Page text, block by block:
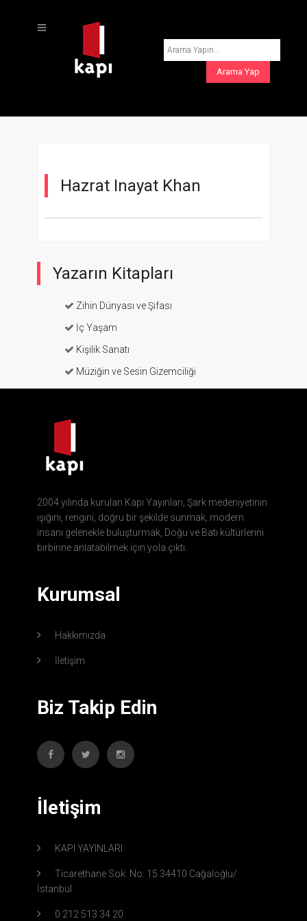
Hazrat Inayat Khan
Yazarın Kitapları
Zihin Dünyası ve Şifası
İç Yaşam
Kişilik Sanatı
Müziğin ve Sesin Gizemciliği
2004 yılında kurulan Kapı Yayınları, Şark medeniyetinin
ışığını, rengini, doğru bir şekilde sunmak, modern
insanı gelenekle buluşturmak, Doğu ve Batı kültürlerini
birbirine anlatabilmek için yola çıktı.
Kurumsal
Hakkımızda
İletişim
Biz Takip Edin
İletişim
KAPI YAYINLARI
Ticarethane Sok. No: 15 34410 Cağaloğlu/
İstanbul
0 212 513 34 20